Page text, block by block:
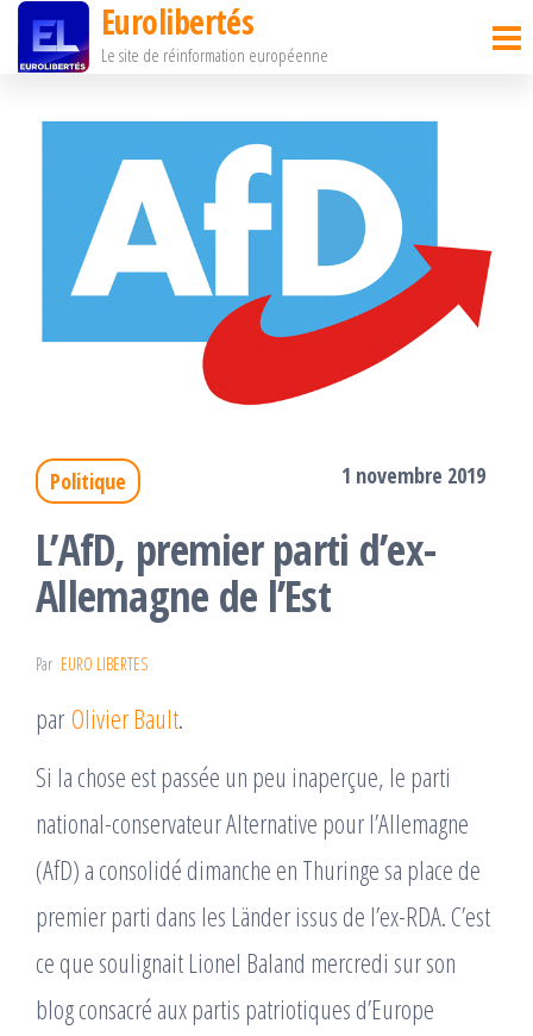
Passer
contenu
Eurolibertés
Le site de réinformation européenne
Politique 1 novembre 2019
L’AfD, premier parti d’ex-
Allemagne de l’Est
Par EURO LIBERTES
par Olivier Bault.
Si la chose est passée un peu inaperçue, le parti
national-conservateur Alternative pour l’Allemagne
(AfD) a consolidé dimanche en Thuringe sa place de
premier parti dans les Länder issus de l’ex-RDA. C’est
ce que soulignait Lionel Baland mercredi sur son
blog consacré aux partis patriotiques d’Europe